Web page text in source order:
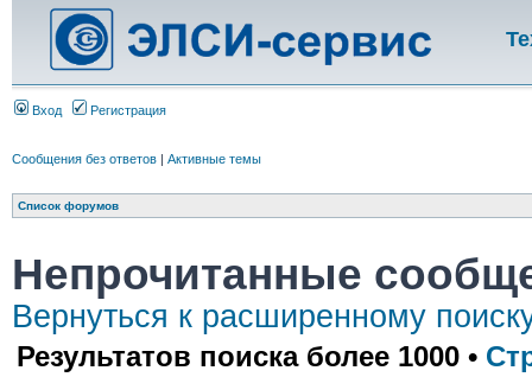
Вход Регистрация
Сообщения без ответов | Активные темы
Список форумов
Непрочитанные
Вернуться к расширенному
Результатов поиска более 1000 •